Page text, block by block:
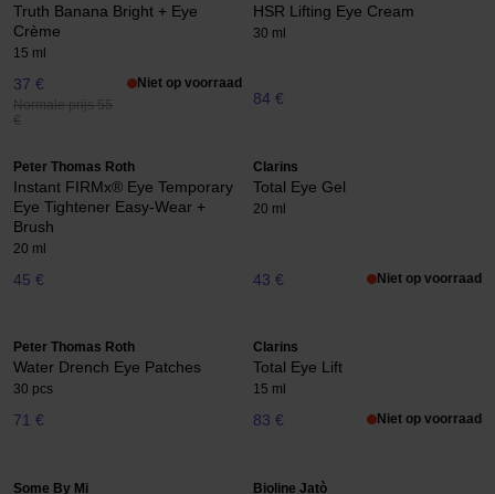
Truth Banana Bright + Eye
Crème
15 ml
37 €
Normale prijs 55
€
Niet op voorraad
HSR Lifting Eye Cream
30 ml
84 €
Peter Thomas Roth
Instant FIRMx® Eye Temporary
Eye Tightener Easy-Wear +
Brush
20 ml
45 €
Clarins
Total Eye Gel
20 ml
43 € Niet op voorraad
Peter Thomas Roth
Water Drench Eye Patches
30 pcs
71 €
Clarins
Total Eye Lift
15 ml
83 € Niet op voorraad
Some By Mi Bioline Jatò